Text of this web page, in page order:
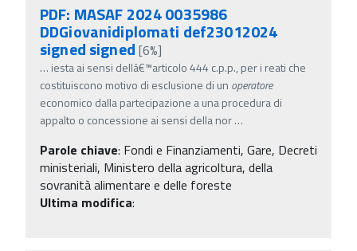
PDF: MASAF 2024 0035986
DDGiovanidiplomati def23012024
signed signed [6%]
… iesta ai sensi dellâ€™articolo 444 c.p.p., per i reati che
costituiscono motivo di esclusione di un operatore
economico dalla partecipazione a una procedura di
appalto o concessione ai sensi della nor…
Parole chiave: Fondi e Finanziamenti, Gare, Decreti
ministeriali, Ministero della agricoltura, della
sovranità alimentare e delle foreste
Ultima modifica: